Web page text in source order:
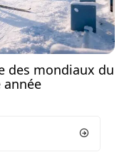
des mondiaux du